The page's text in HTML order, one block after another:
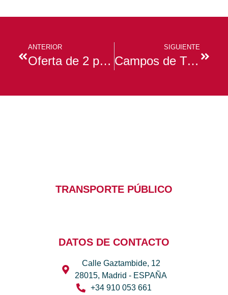
ANTERIOR
Oferta de 2 plazas de prácticas en Francia para recién egresados de Fisioterapia
SIGUIENTE
Campos de Trabajo para el verano
TRANSPORTE PÚBLICO
DATOS DE CONTACTO
Calle Gaztambide, 12
28015, Madrid - ESPAÑA
+34 910 053 661